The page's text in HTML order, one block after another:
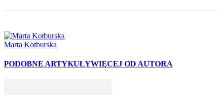
Marta Kotburska
PODOBNE ARTYKUŁYWIĘCEJ OD AUTORA